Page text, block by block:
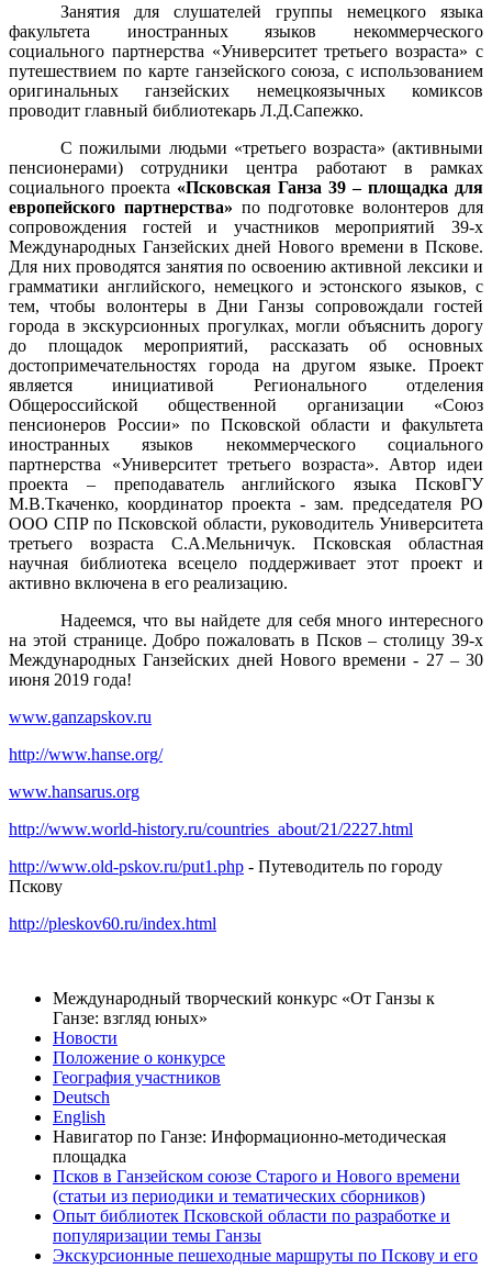
Занятия для слушателей группы немецкого языка
факультета иностранных языков некоммерческого
социального партнерства «Университет третьего возраста» с
путешествием по карте ганзейского союза, с использованием
оригинальных ганзейских немецкоязычных комиксов
проводит главный библиотекарь Л.Д.Сапежко.
С пожилыми людьми «третьего возраста» (активными
пенсионерами) сотрудники центра работают в рамках
социального проекта «Псковская Ганза 39 – площадка для
европейского партнерства» по подготовке волонтеров для
сопровождения гостей и участников мероприятий 39-х
Международных Ганзейских дней Нового времени в Пскове.
Для них проводятся занятия по освоению активной лексики и
грамматики английского, немецкого и эстонского языков, с
тем, чтобы волонтеры в Дни Ганзы сопровождали гостей
города в экскурсионных прогулках, могли объяснить дорогу
до площадок мероприятий, рассказать об основных
достопримечательностях города на другом языке. Проект
является инициативой Регионального отделения
Общероссийской общественной организации «Союз
пенсионеров России» по Псковской области и факультета
иностранных языков некоммерческого социального
партнерства «Университет третьего возраста». Автор идеи
проекта – преподаватель английского языка ПсковГУ
М.В.Ткаченко, координатор проекта - зам. председателя РО
ООО СПР по Псковской области, руководитель Университета
третьего возраста С.А.Мельничук. Псковская областная
научная библиотека всецело поддерживает этот проект и
активно включена в его реализацию.
Надеемся, что вы найдете для себя много интересного
на этой странице. Добро пожаловать в Псков – столицу 39-х
Международных Ганзейских дней Нового времени - 27 – 30
июня 2019 года!
www.ganzapskov.ru
http://www.hanse.org/
www.hansarus.org
http://www.world-history.ru/countries_about/21/2227.html
http://www.old-pskov.ru/put1.php - Путеводитель по городу
Пскову
http://pleskov60.ru/index.html
Международный творческий конкурс «От Ганзы к
Ганзе: взгляд юных»
Новости
Положение о конкурсе
География участников
Deutsch
English
Навигатор по Ганзе: Информационно-методическая
площадка
Псков в Ганзейском союзе Старого и Нового времени
(статьи из периодики и тематических сборников)
Опыт библиотек Псковской области по разработке и
популяризации темы Ганзы
Экскурсионные пешеходные маршруты по Пскову и его